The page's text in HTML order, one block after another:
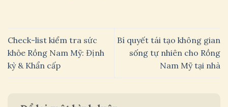
Check-list kiểm tra sức
khỏe Rồng Nam Mỹ: Định
kỳ & Khẩn cấp
Bí quyết tái tạo không gian
sống tự nhiên cho Rồng
Nam Mỹ tại nhà